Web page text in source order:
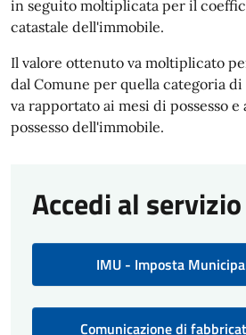
in seguito moltiplicata per il
catastale dell'immobile.
Il valore ottenuto va moltiplicato
dal Comune per quella categoria
va rapportato ai mesi di possesso
possesso dell'immobile.
Accedi al servizio
IMU - Imposta
Comunicazione di